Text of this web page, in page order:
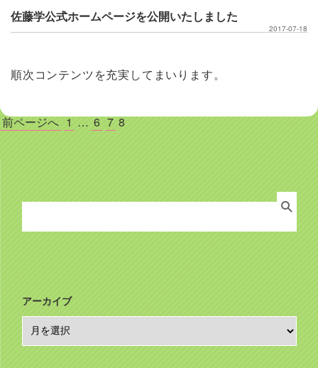
佐藤学公式ホームページを公開いたしました
2017-07-18
順次コンテンツを充実してまいります。
投
稿
の
ペ
ー
ジ
送
り
前ページへ 1 … 6 7 8
Search
for:
アーカイブ
ア
ー
カ
イ
ブ